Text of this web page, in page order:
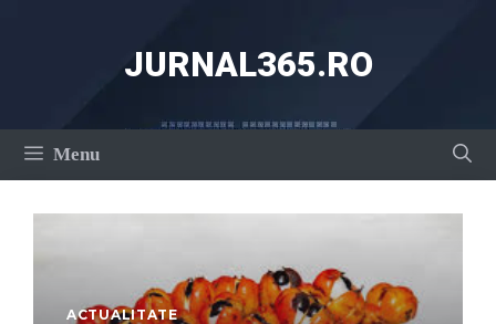
JURNAL365.RO
Menu
ACTUALITATE